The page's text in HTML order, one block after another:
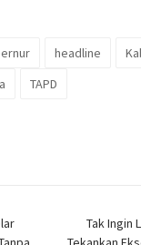
headline
TAPD
Tak Ingin